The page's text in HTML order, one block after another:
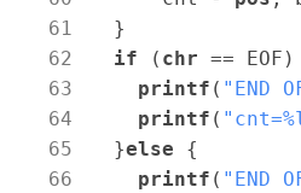
  }
if ( chr ==
printf ( "END
printf (
  }
else {
printf ( "END